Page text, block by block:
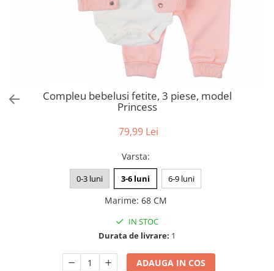
Compleu bebelusi fetite, 3 piese, model
Princess
79,99 Lei
Varsta:
0-3 luni 3-6 luni 6-9 luni
Marime: 68 CM
IN STOC
Durata de livrare: 1
ADAUGA IN COS